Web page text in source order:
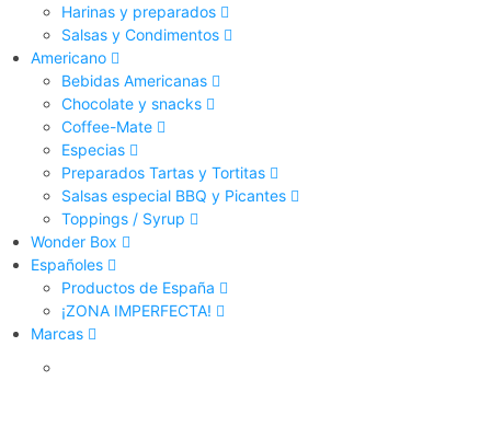
Harinas y preparados
Salsas y Condimentos
Americano
Bebidas Americanas
Chocolate y snacks
Coffee-Mate
Especias
Preparados Tartas y Tortitas
Salsas especial BBQ y Picantes
Toppings / Syrup
Wonder Box
Españoles
Productos de España
¡ZONA IMPERFECTA!
Marcas